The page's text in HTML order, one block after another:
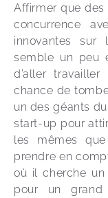
Affirmer que
concurrence
innovantes sur
semble un peu
d’aller
chance de
un des géants
start-up pour
les mêmes
prendre en
où il cherche
pour un grand